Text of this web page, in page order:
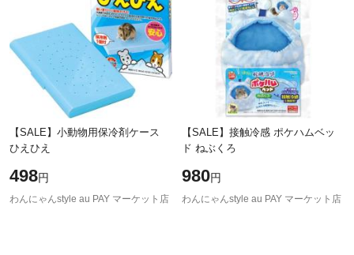
【SALE】小動物用保冷剤ケース
ひえひえ
498円
わんにゃんstyle au PAY マーケット店
【SALE】接触冷感 ポケハムベッ
ド ねぶくろ
980円
わんにゃんstyle au PAY マーケット店